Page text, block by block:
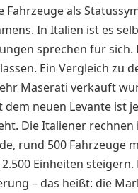
Fahrzeuge als
In Italien ist es
sprechen für
Ein Vergleich zu
Maserati verkauft
dem neuen Levante ist
Die Italiener
rund 500 Fahrzeuge
Einheiten
– das heißt: die